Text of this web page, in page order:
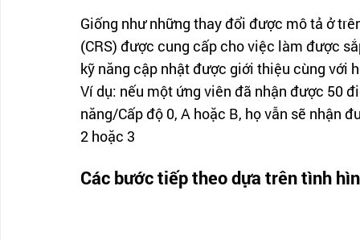
Giống như những thay đổi được mô tả ở
(CRS) được cung cấp cho việc làm được
kỹ năng cập nhật được giới thiệu cùng với
Ví dụ: nếu một ứng viên đã nhận được 50
năng/Cấp độ 0, A hoặc B, họ vẫn sẽ nhận
2 hoặc 3
Các bước tiếp theo dựa trên tình